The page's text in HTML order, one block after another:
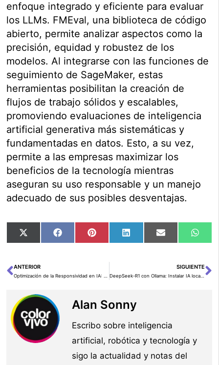
enfoque integrado y eficiente para evaluar
los LLMs. FMEval, una biblioteca de código
abierto, permite analizar aspectos como la
precisión, equidad y robustez de los
modelos. Al integrarse con las funciones de
seguimiento de SageMaker, estas
herramientas posibilitan la creación de
flujos de trabajo sólidos y escalables,
promoviendo evaluaciones de inteligencia
artificial generativa más sistemáticas y
fundamentadas en datos. Esto, a su vez,
permite a las empresas maximizar los
beneficios de la tecnología mientras
aseguran su uso responsable y un manejo
adecuado de sus posibles desventajas.
Compartir
en
X
Compartir
en
FacebookCompartir
en
PinterestCompartir
en
LinkedInCompartir
en
Email
en
Ant
ANTERIOR SIGUIENTE
Alan Sonny
Escribo sobre inteligencia
artificial, robótica y tecnología y
sigo la actualidad y notas del